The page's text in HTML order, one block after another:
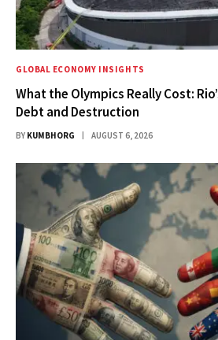
GLOBAL ECONOMY INSIGHTS
What the Olympics Really Cost:
Debt and Destruction
BY KUMBHORG AUGUST 6, 2026